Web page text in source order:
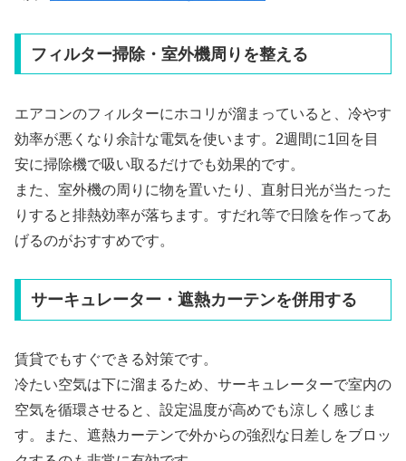
フィルター掃除・室外機周りを整える
エアコンのフィルターにホコリが溜まっていると、冷やす
効率が悪くなり余計な電気を使います。2週間に1回を目
安に掃除機で吸い取るだけでも効果的です。
また、室外機の周りに物を置いたり、直射日光が当たった
りすると排熱効率が落ちます。すだれ等で日陰を作ってあ
げるのがおすすめです。
サーキュレーター・遮熱カーテンを併用する
賃貸でもすぐできる対策です。
冷たい空気は下に溜まるため、サーキュレーターで室内の
空気を循環させると、設定温度が高めでも涼しく感じま
す。また、遮熱カーテンで外からの強烈な日差しをブロッ